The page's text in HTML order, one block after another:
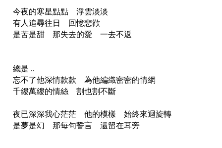
今夜的寒星點點 浮雲淡淡
有人追尋往日 回憶悲歡
是苦是甜 那失去的愛 一去不返
總是 ..
忘不了他深情款款 為他編織密密的情網
千縷萬縷的情絲 割也割不斷
夜已深深我心茫茫 他的模樣 始終來迴旋轉
是夢是幻 那每句誓言 還留在耳旁